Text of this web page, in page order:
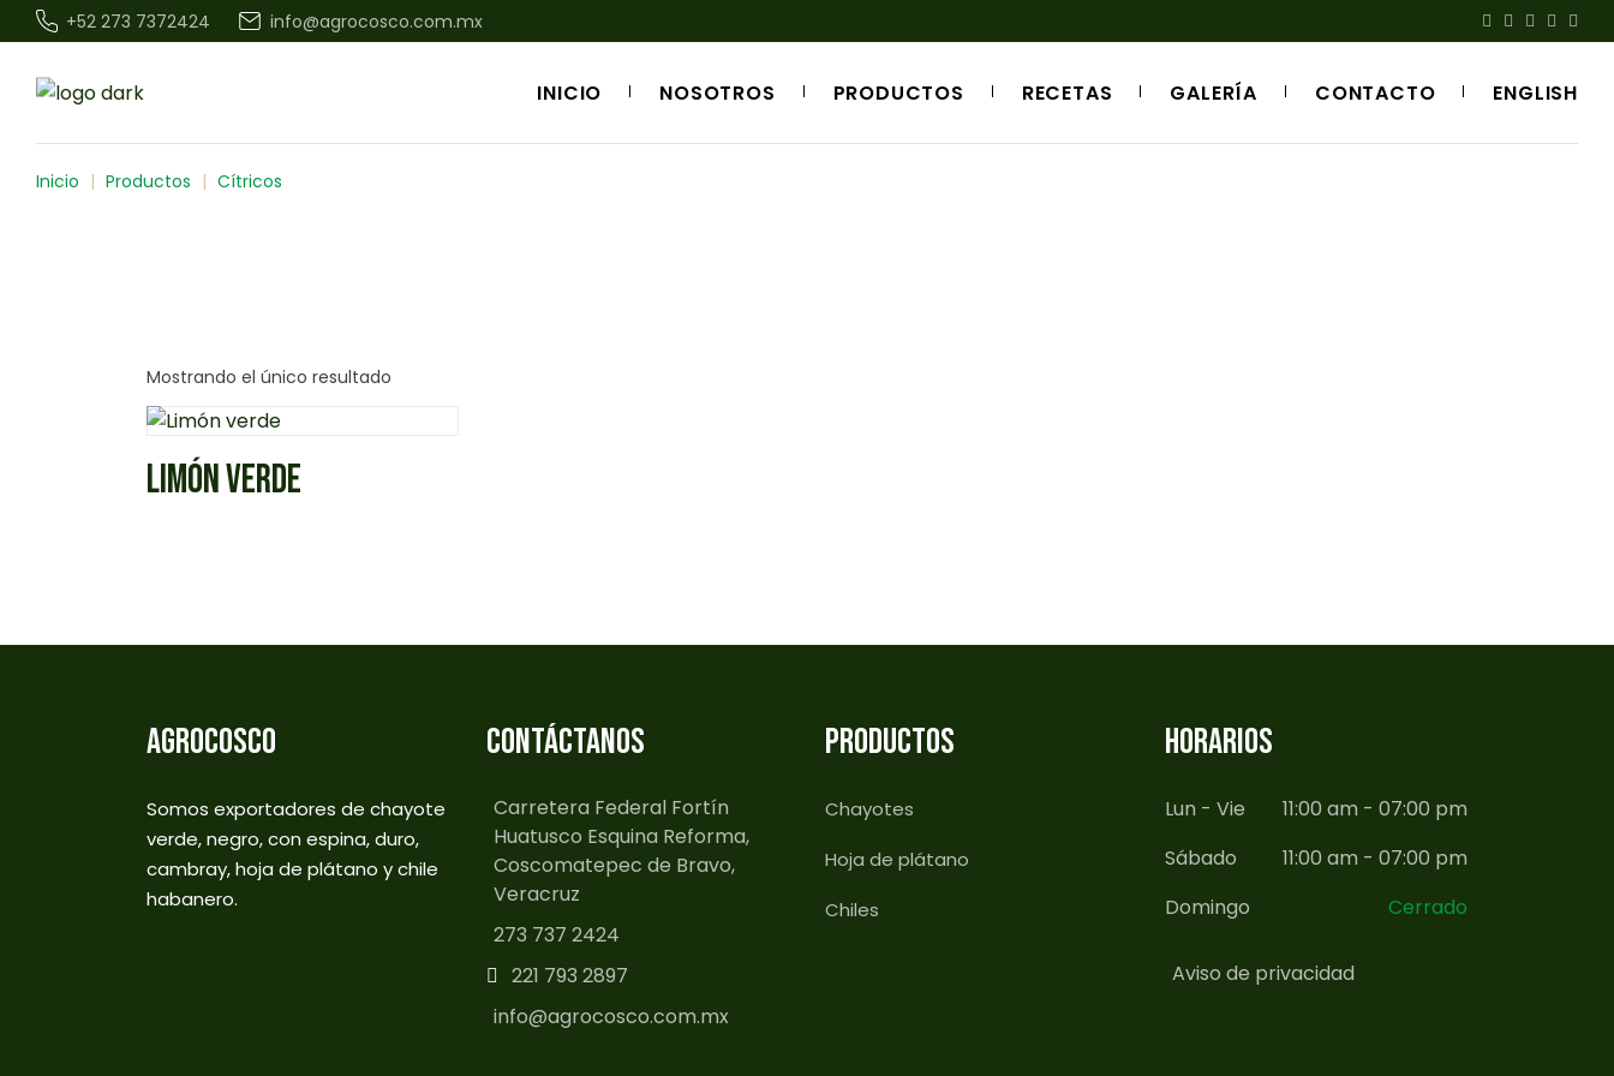
+52 273 7372424 info@agrocosco.com.mx
INICIO NOSOTROS PRODUCTOS RECETAS GALERÍA CONTACTO ENGLISH
Inicio Productos Cítricos
Mostrando el único resultado
LIMÓN VERDE
AGROCOSCO
Somos exportadores de chayote
verde, negro, con espina, duro,
cambray, hoja de plátano y chile
habanero.
CONTÁCTANOS
Carretera Federal Fortín
Huatusco Esquina Reforma,
Coscomatepec de Bravo,
Veracruz
273 737 2424
221 793 2897
info@agrocosco.com.mx
PRODUCTOS
Chayotes
Hoja de plátano
Chiles
HORARIOS
Lun - Vie
11:00 am - 07:00 pm
Sábado
11:00 am - 07:00 pm
Domingo
Cerrado
Aviso de privacidad